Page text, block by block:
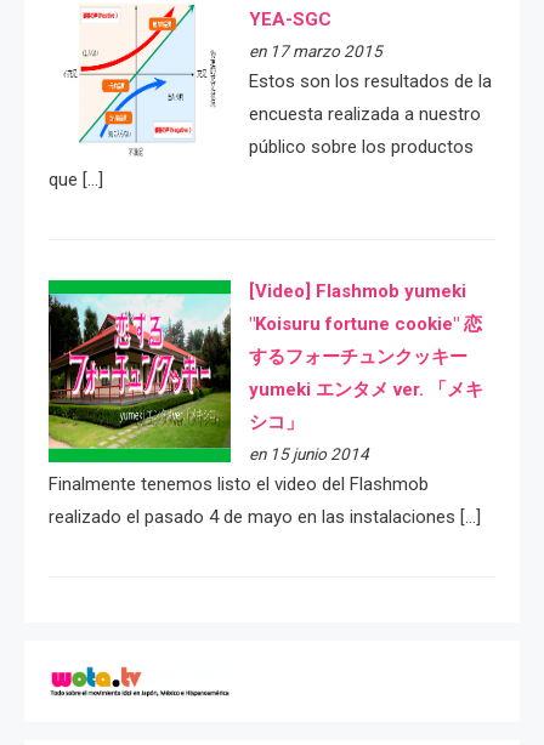
YEA-SGC
en 17 marzo 2015
Estos son los resultados de la
encuesta realizada a nuestro
público sobre los productos
que […]
[Video] Flashmob yumeki
"Koisuru fortune cookie" 恋
するフォーチュンクッキー
yumeki エンタメ ver. 「メキ
シコ」
en 15 junio 2014
Finalmente tenemos listo el video del Flashmob
realizado el pasado 4 de mayo en las instalaciones […]